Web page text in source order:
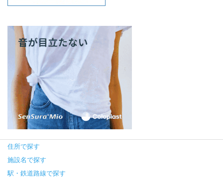
住所で探す
施設名で探す
駅・鉄道路線で探す